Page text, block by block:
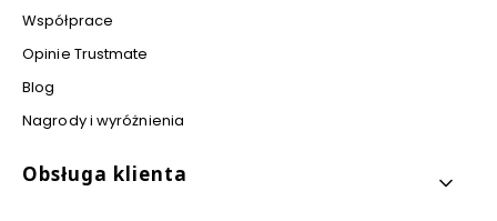
Współprace
Opinie Trustmate
Blog
Nagrody i wyróżnienia
Obsługa klienta